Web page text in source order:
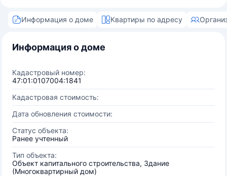
Информация о доме Квартиры по адресу
Информация о доме
Кадастровый номер:
47:01:0107004:1841
Кадастровая стоимость:
Дата обновления стоимости:
Статус объекта:
Ранее учтенный
Тип объекта:
Объект капитального строительства, Здание
(Многоквартирный дом)